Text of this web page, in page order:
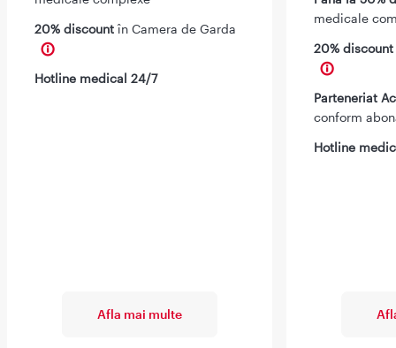
20% discount în Camera de Garda
Hotline medical 24/7
Afla mai multe
medicale
20%
Parteneriat
conform
Hotline